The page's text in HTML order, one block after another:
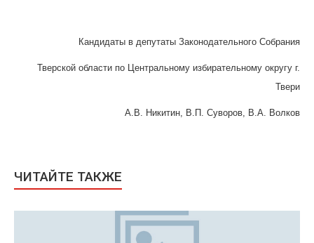
Кандидаты в депутаты Законодательного Собрания
Тверской области по Центральному избирательному округу г.
Твери
А.В. Никитин, В.П. Суворов, В.А. Волков
ЧИТАЙТЕ ТАКЖЕ